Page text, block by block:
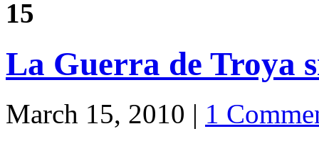
15
La Guerra de Troya
March 15, 2010 | 1